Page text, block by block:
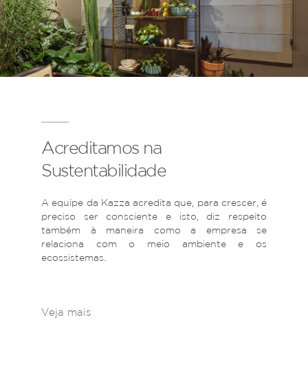
Acreditamos na
Sustentabilidade
A equipe da Kazza acredita que, para crescer, é
preciso ser consciente e isto, diz respeito
também à maneira como a empresa se
relaciona com o meio ambiente e os
ecossistemas.
Veja mais